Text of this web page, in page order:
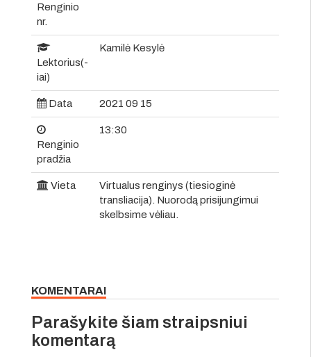
Renginio
nr.
Lektorius(-
iai)
Kamilė Kesylė
Data 2021 09 15
Renginio
pradžia
13:30
Vieta
Virtualus renginys (tiesioginė
transliacija). Nuorodą prisijungimui
skelbsime vėliau.
KOMENTARAI
Parašykite šiam straipsniui
komentarą